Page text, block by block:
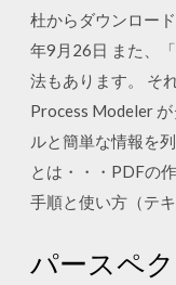
杜からダウンロー
年9月26日 また、
法もあります。 そ
Process Modeler
ルと簡単な情報を
とは・・・PDFの
手順と使い方（テ
パースペ